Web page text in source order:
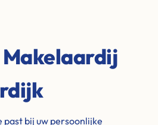
past bij uw persoonlijke